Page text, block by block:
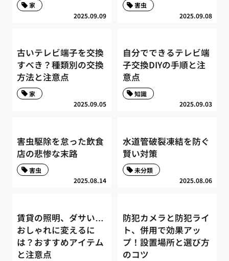
2025.09.09
家
2025.09.08
害虫
古いテレビ端子を交換
すべき？種類別の交換
方法と注意点
2025.09.05
家
自分でできるテレビ端
子交換DIYの手順と注
意点
2025.09.03
知識
害虫駆除を怠った飲食
店の悲惨な末路
2025.08.14
害虫
水道管破裂凍結を防ぐ
賢い対策
2025.08.06
未分類
賃貸の照明、ダサい…
おしゃれに変えるに
は？おすすめアイテム
と注意点
防犯カメラと防犯ライ
ト、併用で効果アッ
プ！設置場所と選び方
のコツ